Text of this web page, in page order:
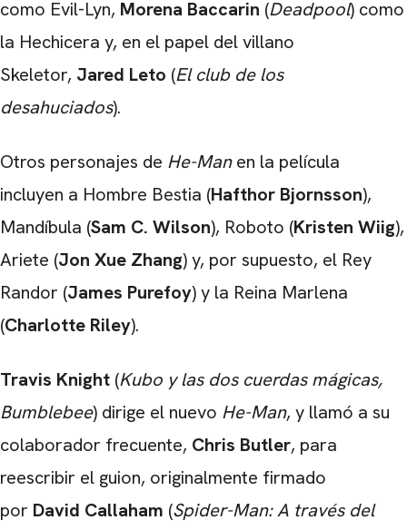
como Evil-Lyn, Morena Baccarin (Deadpool) como
la Hechicera y, en el papel del villano
Skeletor, Jared Leto (El club de los
desahuciados).
Otros personajes de He-Manen la película
incluyen a Hombre Bestia (Hafthor Bjornsson),
Mandíbula (Sam C. Wilson), Roboto (Kristen Wiig),
Ariete (Jon Xue Zhang) y, por supuesto, el Rey
Randor (James Purefoy) y la Reina Marlena
(Charlotte Riley).
Travis Knight (Kubo y las dos cuerdas mágicas,
Bumblebee) dirige el nuevo He-Man, y llamó a su
colaborador frecuente, Chris Butler, para
reescribir el guion, originalmente firmado
por David Callaham (Spider-Man: A través del